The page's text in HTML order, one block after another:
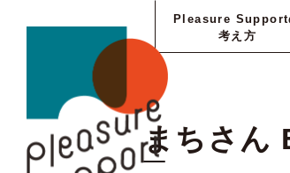
Pleasure Support
考え方
まちさん